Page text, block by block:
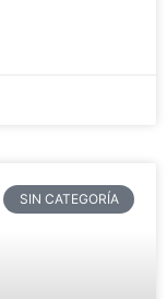
SIN CATEGORÍA